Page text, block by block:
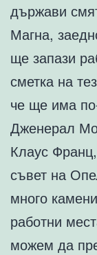
държави
Магна,
ще запази
сметка на
че ще има
Дженерал
Клаус
съвет на
много
работни
можем да